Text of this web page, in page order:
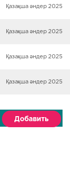
Қазақша әндер 2025
Қазақша әндер 2025
Қазақша әндер 2025
Қазақша әндер 2025
Добавить